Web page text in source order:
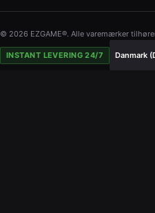
© 2026 EZGAME®. Alle varemærker
INSTANT LEVERING 24/7 Danmark